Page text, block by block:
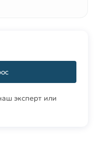
эксперт или